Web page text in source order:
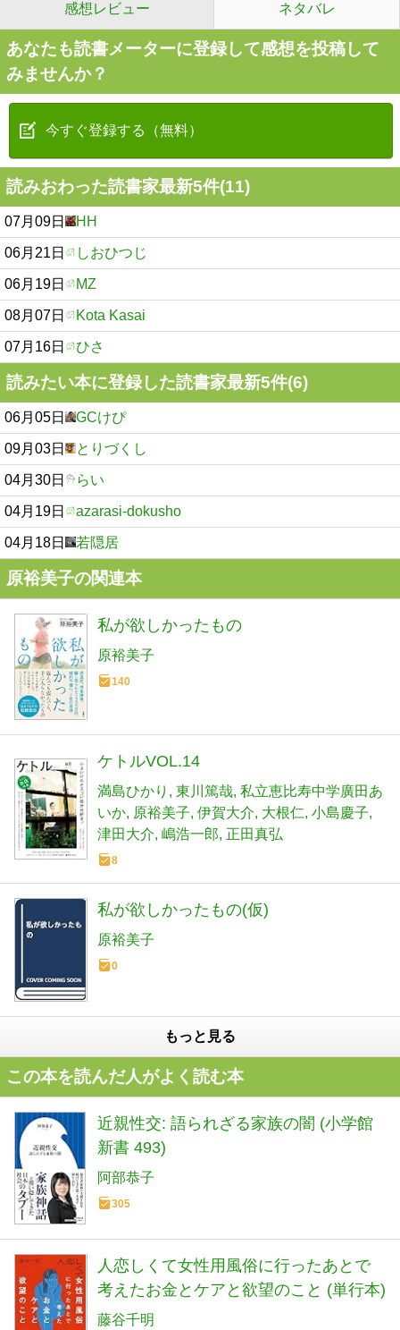
感想レビュー ネタバレ
あなたも読書メーターに登録して感想を投稿して
みませんか？
今すぐ登録する（無料）
読みおわった読書家最新5件(11)
07月09日 HH
06月21日 しおひつじ
06月19日 MZ
08月07日 Kota Kasai
07月16日 ひさ
読みたい本に登録した読書家最新5件(6)
06月05日 GCけぴ
09月03日 とりづくし
04月30日 らい
04月19日 azarasi-dokusho
04月18日 若隠居
原裕美子の関連本
私が欲しかったもの
原裕美子
140
ケトルVOL.14
満島ひかり 東川篤哉 私立恵比寿中学廣田あ
いか 原裕美子 伊賀大介 大根仁 小島慶子
津田大介 嶋浩一郎 正田真弘
8
私が欲しかったもの(仮)
原裕美子
0
もっと見る
この本を読んだ人がよく読む本
近親性交: 語られざる家族の闇 (小学館
新書 493)
阿部恭子
305
人恋しくて女性用風俗に行ったあとで
考えたお金とケアと欲望のこと (単行本)
藤谷千明